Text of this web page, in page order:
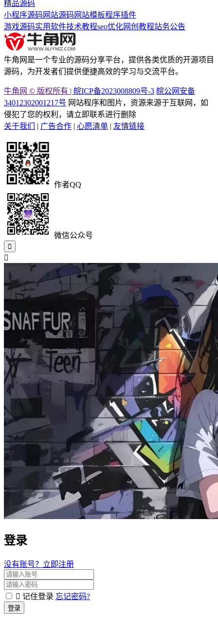
精品源码
小程序源码 网站源码 网站模板程序插件
游戏源码实用软件技术教程seo优化网创教程站务公告
牛角网是一个专业的源码分享平台，提供各类优质的开源项目
源码，为开发者们提供便捷高效的学习与交流平台。
牛角网 © 版权所有 | 皖ICP备2023008809号-3 皖公网安备
34012302001217号 网站程序和图片，资源来源于互联网，如
侵犯了您的权利，请立即联系进行删除
关于我们
| 广告合作 | 心愿清单 | 友情链接
作者QQ
微信公众号
登录
没有账号？立即注册
记住登录 忘记密码?
登录